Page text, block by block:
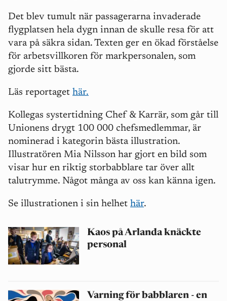
Det blev tumult när passagerarna invaderade
flygplatsen hela dygn innan de skulle resa för att
vara på säkra sidan. Texten ger en ökad förståelse
för arbetsvillkoren för markpersonalen, som
gjorde sitt bästa.
Läs reportaget här.
Kollegas systertidning Chef & Karrär, som går till
Unionens drygt 100 000 chefsmedlemmar, är
nominerad i kategorin bästa illustration.
Illustratören Mia Nilsson har gjort en bild som
visar hur en riktig storbabblare tar över allt
talutrymme. Något många av oss kan känna igen.
Se illustrationen i sin helhet här.
Kaos på Arlanda knäckte
personal
Varning för babblaren - en